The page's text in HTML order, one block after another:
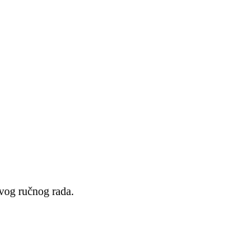
ručnog rada.